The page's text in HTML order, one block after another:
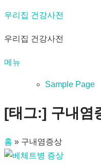
내
으
기
우리집 건강사전
우리집 건강사전
메뉴
Sample Page
[태그:] 구내염
홈 » 구내염증상